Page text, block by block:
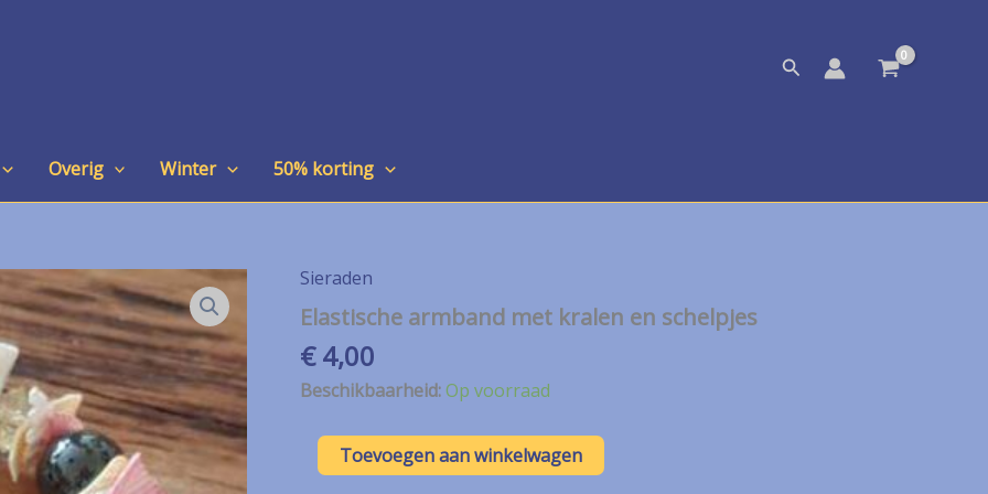
Zoeken
Overig Winter 50% korting
Sieraden
Elastische armband met kralen en schelpjes
€4,00
Beschikbaarheid:Op voorraad
Elastische
armbandToevoegen aan winkelwagen